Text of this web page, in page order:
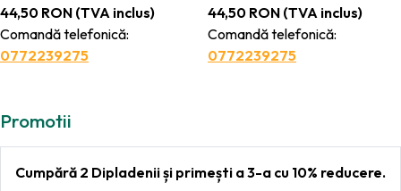
44,50 RON (TVA inclus)
Comandă telefonică:
0772239275
44,50 RON (TVA inclus)
Comandă telefonică:
0772239275
Promotii
Cumpără 2 Dipladenii și primești a 3-a cu 10% reducere.